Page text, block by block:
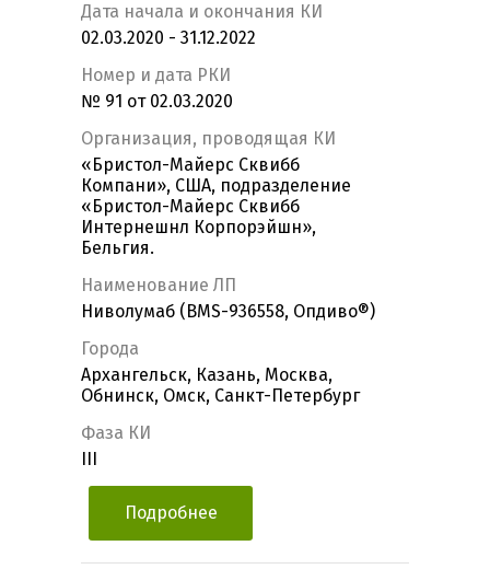
Дата начала и окончания КИ
02.03.2020 - 31.12.2022
Номер и дата РКИ
№ 91 от 02.03.2020
Организация, проводящая КИ
«Бристол-Майерс Сквибб
Компани», США, подразделение
«Бристол-Майерс Сквибб
Интернешнл Корпорэйшн»,
Бельгия.
Наименование ЛП
Ниволумаб (BMS-936558, Опдиво®)
Города
Архангельск, Казань, Москва,
Обнинск, Омск, Санкт-Петербург
Фаза КИ
Подробнее